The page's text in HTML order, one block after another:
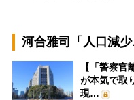
河合雅司「人口減少
【「警察
が本気で取
現…